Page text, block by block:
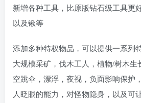
新增各种工具，比原版钻石级工具更
以及锹等
添加多种特权物品，可以提供一系列
大规模采矿，伐木工人，植物/树木生
空跳伞，漂浮，夜视，负面影响保护
人眨眼的能力，对怪物隐身，以及可